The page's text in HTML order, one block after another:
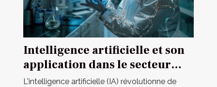
Intelligence artificielle et son
application dans le secteur
médical global
L'intelligence artificielle (IA) révolutionne de